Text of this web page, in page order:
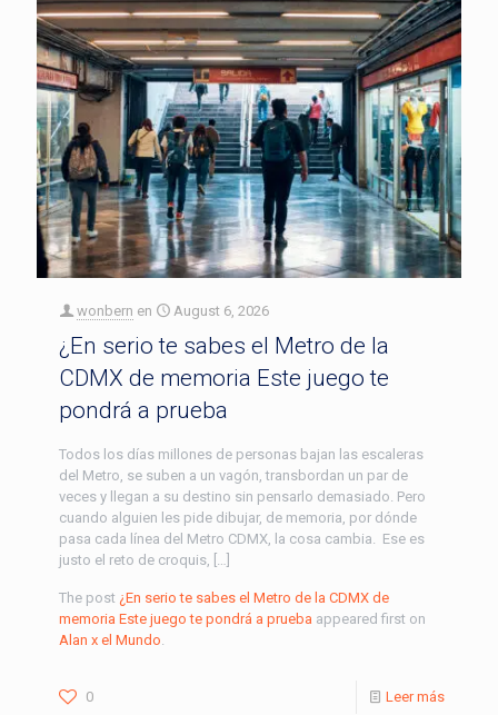
wonbern en August 6, 2026
¿En serio te sabes el Metro de la
CDMX de memoria Este juego te
pondrá a prueba
Todos los días millones de personas bajan las escaleras
del Metro, se suben a un vagón, transbordan un par de
veces y llegan a su destino sin pensarlo demasiado. Pero
cuando alguien les pide dibujar, de memoria, por dónde
pasa cada línea del Metro CDMX, la cosa cambia. Ese es
justo el reto de croquis, […]
The post ¿En serio te sabes el Metro de la CDMX de
memoria Este juego te pondrá a prueba appeared first on
Alan x el Mundo
0 Leer más